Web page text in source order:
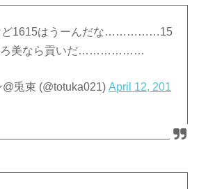
ど1615はうーんだな……………15
ろ美なら貢いだ………………
兎束 (@totuka021)April 12, 201